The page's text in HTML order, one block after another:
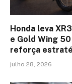
Honda leva
e Gold Wing
reforça
julho 28, 2026